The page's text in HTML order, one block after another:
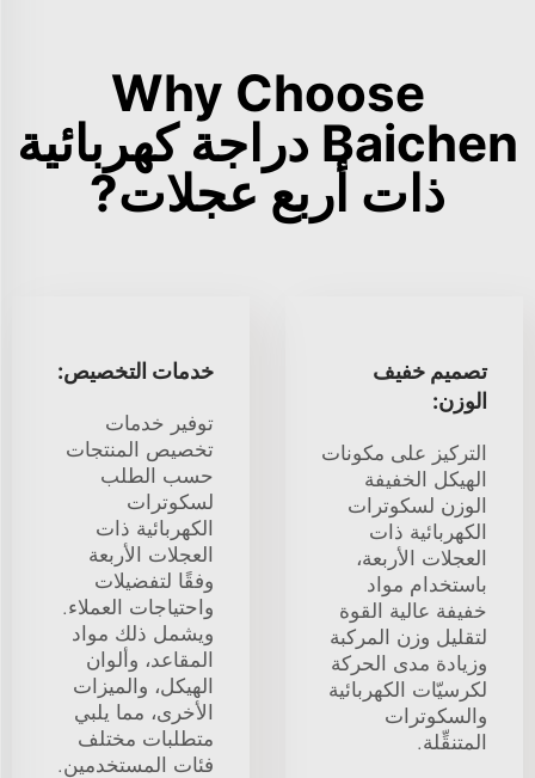
Why Choose
Baichen دراجة كهربائية
ذات أربع عجلات?
تصميم خفيف
الوزن:
التركيز على مكونات
الهيكل الخفيفة
الوزن لسكوترات
الكهربائية ذات
العجلات الأربعة،
باستخدام مواد
خفيفة عالية القوة
لتقليل وزن المركبة
وزيادة مدى الحركة
لكرسيّات الكهربائية
والسكوترات
المتنقِّلة.
خدمات التخصيص:
توفير خدمات
تخصيص المنتجات
حسب الطلب
لسكوترات
الكهربائية ذات
العجلات الأربعة
وفقًا لتفضيلات
واحتياجات العملاء.
ويشمل ذلك مواد
المقاعد، وألوان
الهيكل، والميزات
الأخرى، مما يلبي
متطلبات مختلف
فئات المستخدمين.